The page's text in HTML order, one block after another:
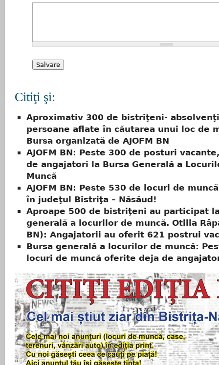
Citiţi şi:
Aproximativ 300 de bistriţeni-
persoane aflate în căutarea unui loc de
Bursa organizată de AJOFM BN
AJOFM BN: Peste 300 de posturi
de angajatori la Bursa Generală a
Muncă
AJOFM BN: Peste 530 de locuri de
în judeţul Bistriţa – Năsăud!
Aproape 500 de bistriţeni au participat
generală a locurilor de muncă. Otilia
BN): Angajatorii au oferit 621 postrui
Bursa generală a locurilor de muncă:
locuri de muncă oferite deja de